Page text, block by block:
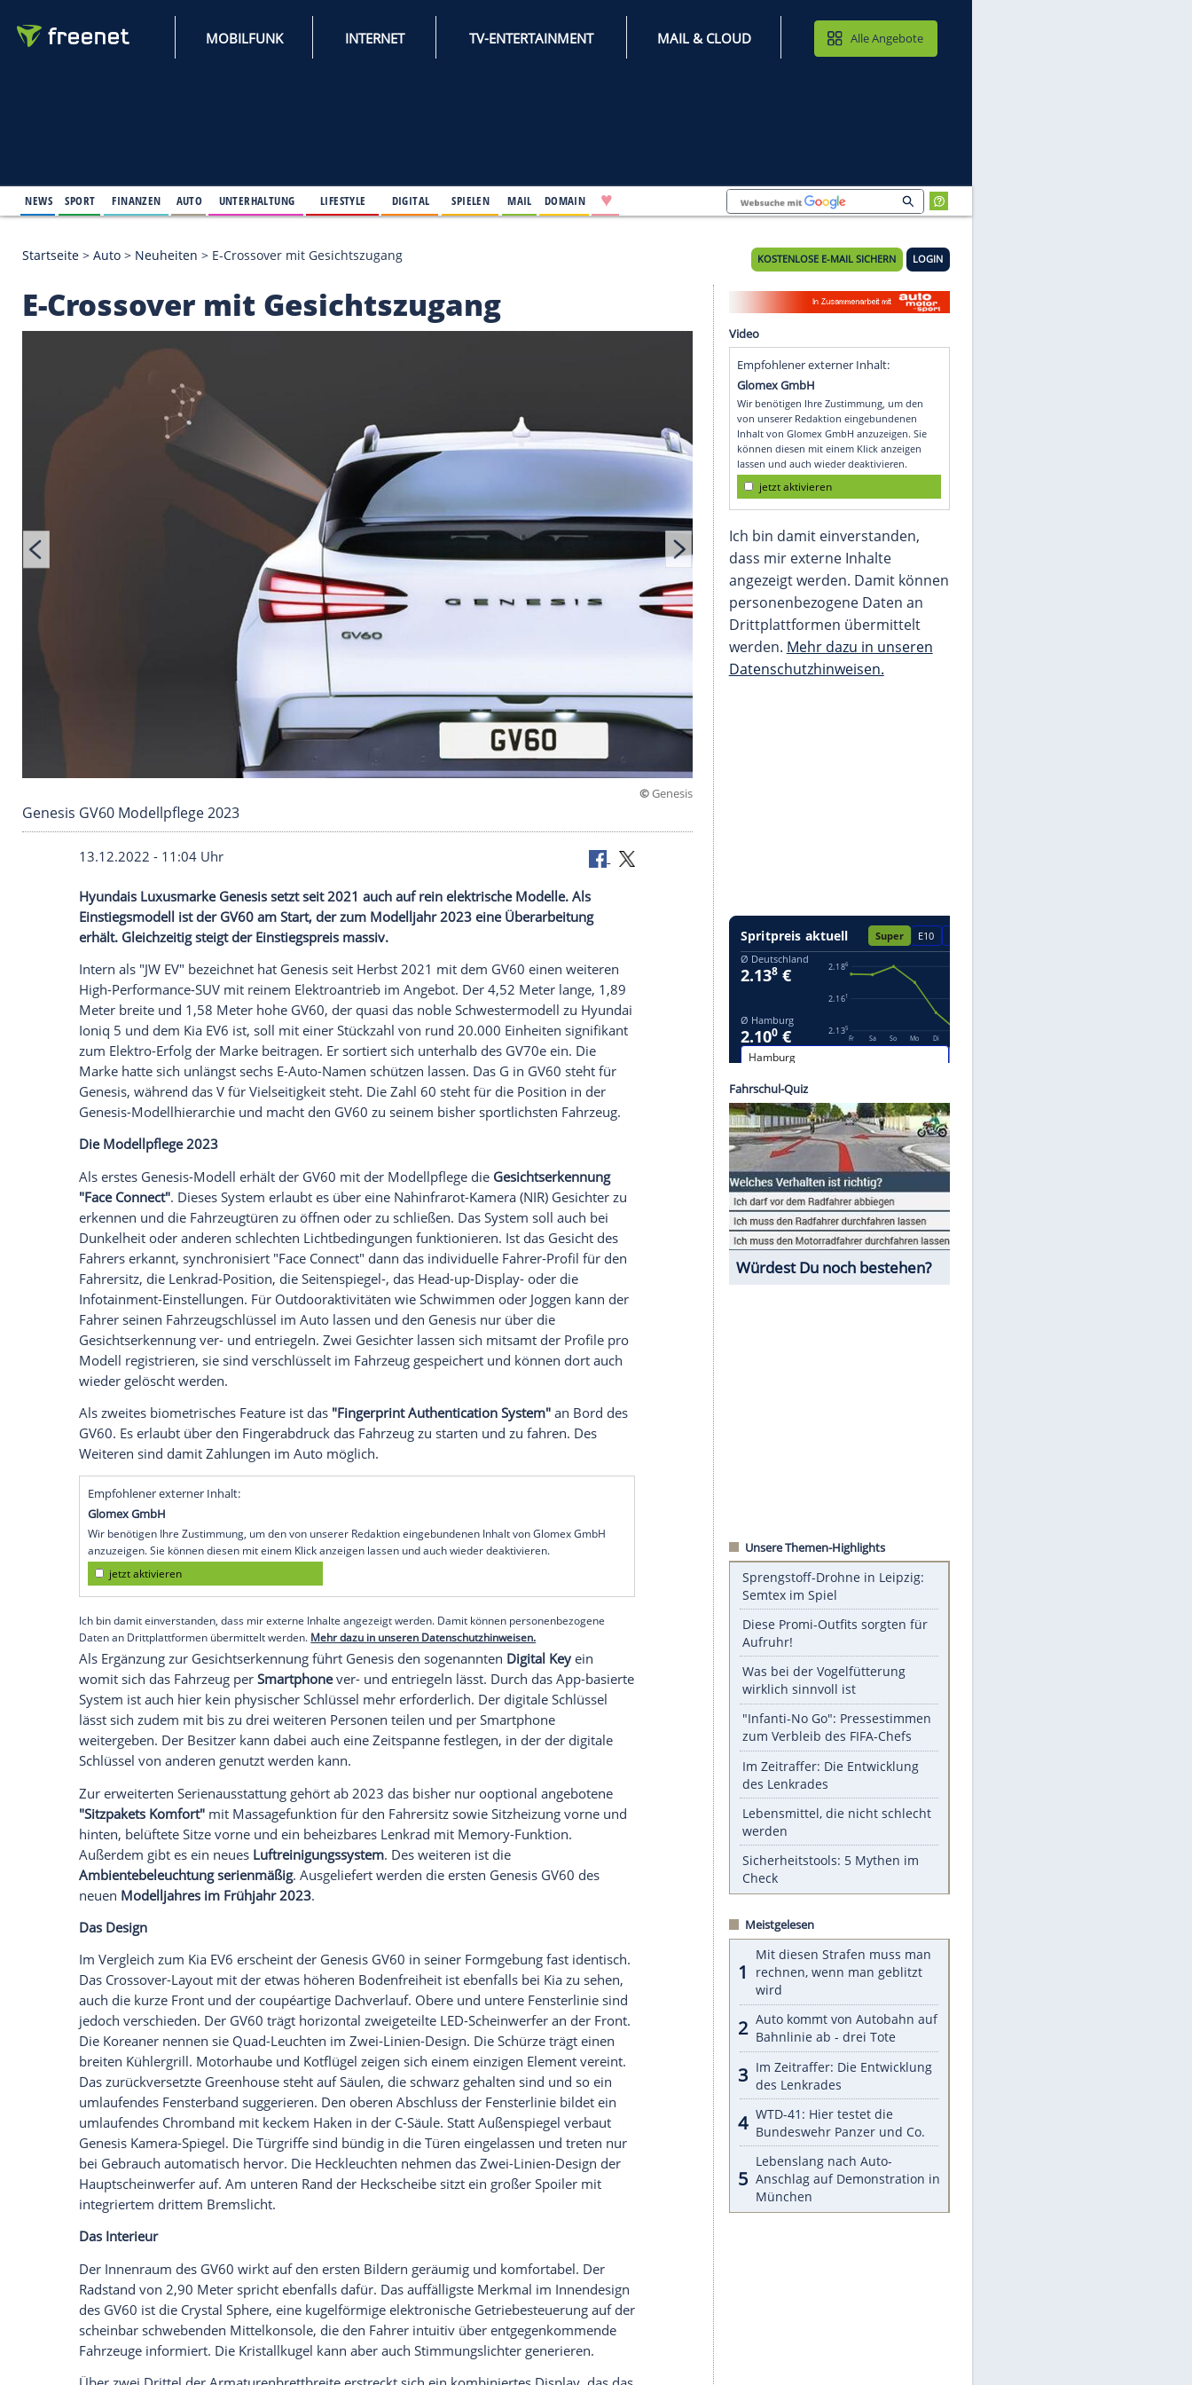
MOBILFUNK INTERNET TV-ENTERTAINMENT MAIL & CLOUD
KOSTENLOSE E-MAIL SICHERN
Startseite >Auto >Neuheiten >E-Crossover mit Gesichtszugang
E-Crossover mit Gesichtszugang
©Genesis
Genesis GV60 Modellpflege 2023
13.12.2022 - 11:04 Uhr
Hyundais Luxusmarke Genesis setzt seit 2021 auch auf rein elektrische Modelle. Als
Einstiegsmodell ist der GV60 am Start, der zum Modelljahr 2023 eine Überarbeitung
Intern als "JW EV" bezeichnet hat Genesis seit Herbst 2021 mit dem GV60 einen weiteren
High-Performance-SUV mit reinem Elektroantrieb im Angebot. Der 4,52 Meter lange, 1,89
Meter breite und 1,58 Meter hohe GV60, der quasi das noble Schwestermodell zu Hyundai
Ioniq 5 und dem Kia EV6 ist, soll mit einer Stückzahl von rund 20.000 Einheiten signifikant
zum Elektro-Erfolg der Marke beitragen. Er sortiert sich unterhalb des GV70e ein. Die
Marke hatte sich unlängst sechs E-Auto-Namen schützen lassen. Das G in GV60 steht für
Genesis, während das V für Vielseitigkeit steht. Die Zahl 60 steht für die Position in der
Genesis-Modellhierarchie und macht den GV60 zu seinem bisher sportlichsten Fahrzeug.
Die Modellpflege 2023
Als erstes Genesis-Modell erhält der GV60 mit der Modellpflege dieGesichtserkennung
"Face Connect". Dieses System erlaubt es über eine Nahinfrarot-Kamera (NIR) Gesichter zu
erkennen und die Fahrzeugtüren zu öffnen oder zu schließen. Das System soll auch bei
Dunkelheit oder anderen schlechten Lichtbedingungen funktionieren. Ist das Gesicht des
Fahrers erkannt, synchronisiert "Face Connect" dann das individuelle Fahrer-Profil für den
Fahrersitz, die Lenkrad-Position, die Seitenspiegel-, das Head-up-Display- oder die
Infotainment-Einstellungen. Für Outdooraktivitäten wie Schwimmen oder Joggen kann der
Fahrer seinen Fahrzeugschlüssel im Auto lassen und den Genesis nur über die
Gesichtserkennung ver- und entriegeln. Zwei Gesichter lassen sich mitsamt der Profile pro
Modell registrieren, sie sind verschlüsselt im Fahrzeug gespeichert und können dort auch
wieder gelöscht werden.
Als zweites biometrisches Feature ist das"Fingerprint Authentication System" an Bord des
GV60. Es erlaubt über den Fingerabdruck das Fahrzeug zu starten und zu fahren. Des
Weiteren sind damit Zahlungen im Auto möglich.
Empfohlener externer Inhalt:
Glomex GmbH
Wir benötigen Ihre Zustimmung, um den von unserer Redaktion eingebundenen Inhalt von Glomex GmbH
anzuzeigen. Sie können diesen mit einem Klick anzeigen lassen und auch wieder deaktivieren.
jetzt aktivieren
Ich bin damit einverstanden, dass mir externe Inhalte angezeigt werden. Damit können personenbezogene
Daten an Drittplattformen übermittelt werden.
Mehr dazu in unseren Datenschutzhinweisen.
Als Ergänzung zur Gesichtserkennung führt Genesis den sogenanntenDigital Key ein
womit sich das Fahrzeug perSmartphonever- und entriegeln lässt. Durch das App-basierte
System ist auch hier kein physischer Schlüssel mehr erforderlich. Der digitale Schlüssel
lässt sich zudem mit bis zu drei weiteren Personen teilen und per Smartphone
weitergeben. Der Besitzer kann dabei auch eine Zeitspanne festlegen, in der der digitale
Schlüssel von anderen genutzt werden kann.
Zur erweiterten Serienausstattung gehört ab 2023 das bisher nur ooptional angebotene
"Sitzpakets Komfort"mit Massagefunktion für den Fahrersitz sowie Sitzheizung vorne und
hinten, belüftete Sitze vorne und ein beheizbares Lenkrad mit Memory-Funktion.
Außerdem gibt es ein neues
Ambientebeleuchtung serienmäßig
. Ausgeliefert werden die ersten Genesis GV60 des
neuenModelljahres im Frühjahr 2023
Das Design
Im Vergleich zum Kia EV6 erscheint der Genesis GV60 in seiner Formgebung fast identisch.
Video
Empfohlener externer Inhalt:
Glomex GmbH
können diesen mit einem Klick anzeigen
lassen und auch wieder deaktivieren.
jetzt aktivieren
Ich bin damit einverstanden,
dass mir externe Inhalte
Unsere Themen-Highlights
Sprengstoff-Drohne in Leipzig:
Diese Promi-Outfits sorgten für
Aufruhr!
Was bei der Vogelfütterung
wirklich sinnvoll ist
"Infanti-No Go": Pressestimmen
Im Zeitraffer: Die Entwicklung
des Lenkrades
Lebensmittel, die nicht schlecht